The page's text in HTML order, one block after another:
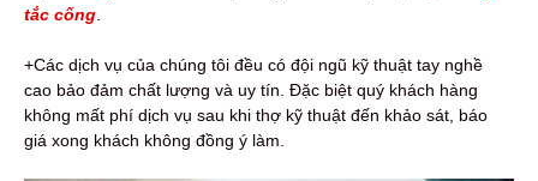
tắc cống
+Các dịch vụ của chúng tôi đều có đội ngũ kỹ thuật tay nghề
cao bảo đảm chất lượng và uy tín. Đặc biệt quý khách hàng
không mất phí dịch vụ sau khi thợ kỹ thuật đến khảo sát, báo
giá xong khách không đồng ý làm.